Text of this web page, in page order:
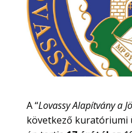
A “Lovassy Alapítvány a
következő kuratóriumi